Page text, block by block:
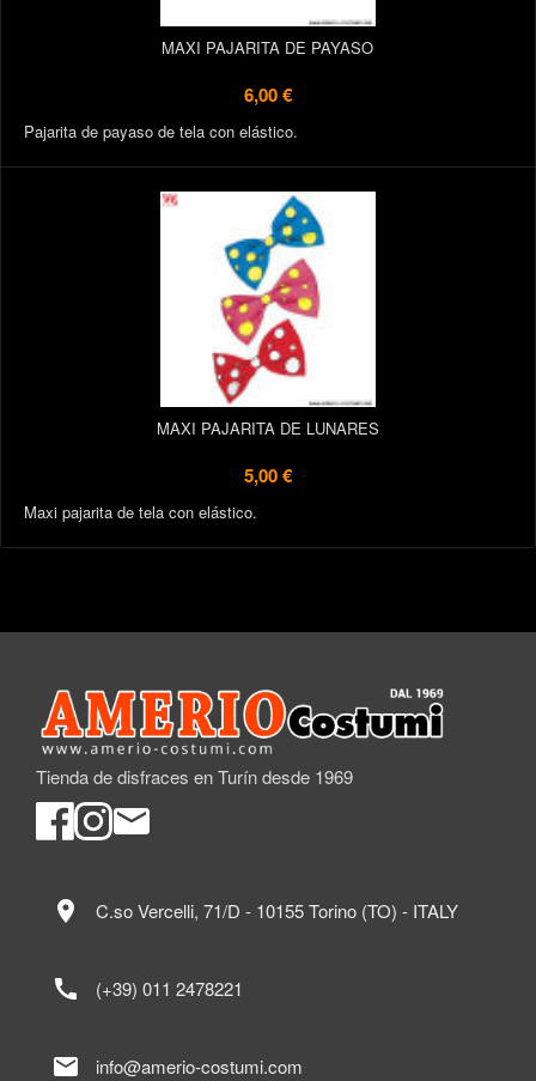
MAXI PAJARITA DE PAYASO
6,00 €
Pajarita de payaso de tela con elástico.
MAXI PAJARITA DE LUNARES
5,00 €
Maxi pajarita de tela con elástico.
Tienda de disfraces en Turín desde 1969
location_on C.so Vercelli, 71/D - 10155 Torino (TO) - ITALY
call (+39) 011 2478221
mail info@amerio-costumi.com